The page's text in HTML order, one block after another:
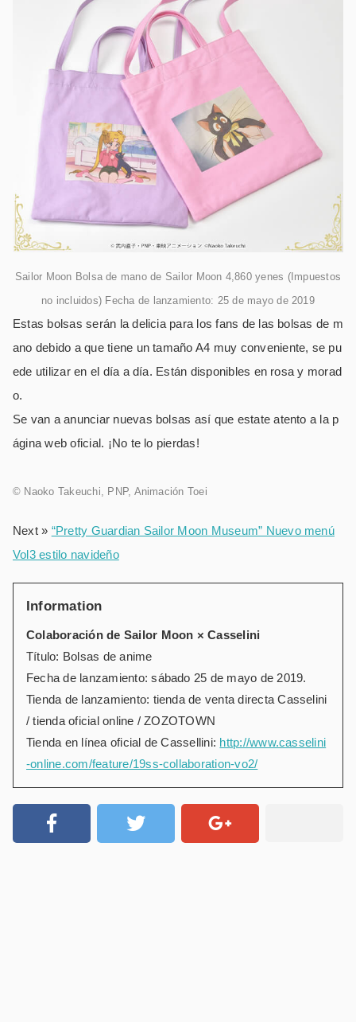
Sailor Moon Bolsa de mano de Sailor Moon 4,860 yenes (Impuestos
no incluidos) Fecha de lanzamiento: 25 de mayo de 2019
Estas bolsas serán la delicia para los fans de las bolsas de m
ano debido a que tiene un tamaño A4 muy conveniente, se pu
ede utilizar en el día a día. Están disponibles en rosa y morad
o.
Se van a anunciar nuevas bolsas así que estate atento a la p
ágina web oficial. ¡No te lo pierdas!
© Naoko Takeuchi, PNP, Animación Toei
Next » “Pretty Guardian Sailor Moon Museum” Nuevo menú
Vol3 estilo navideño
Information
Colaboración de Sailor Moon × Casselini
Título: Bolsas de anime
Fecha de lanzamiento: sábado 25 de mayo de 2019.
Tienda de lanzamiento: tienda de venta directa Casselini
/ tienda oficial online / ZOZOTOWN
Tienda en línea oficial de Cassellini: http://www.casselini
-online.com/feature/19ss-collaboration-vo2/